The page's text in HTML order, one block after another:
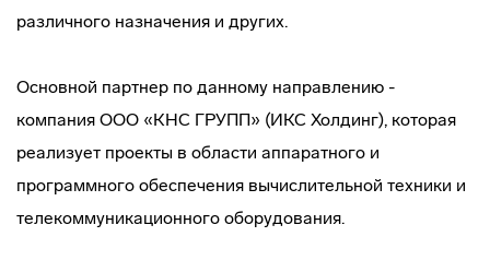
различного назначения и других.
Основной партнер по данному направлению -
компания ООО «КНС ГРУПП» (ИКС Холдинг), которая
реализует проекты в области аппаратного и
программного обеспечения вычислительной техники и
телекоммуникационного оборудования.